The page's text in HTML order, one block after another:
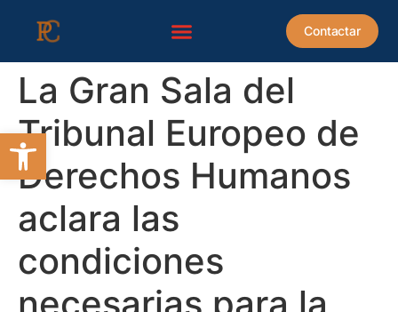
Abrir barra de herramientas
Contactar
La Gran Sala del
Tribunal Europeo de
Derechos Humanos
aclara las
condiciones